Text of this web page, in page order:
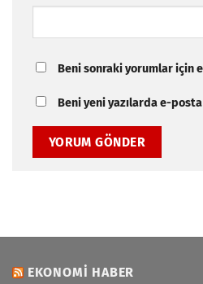
Beni sonraki yorumlar için
Beni yeni yazılarda e-
EKONOMI HABER